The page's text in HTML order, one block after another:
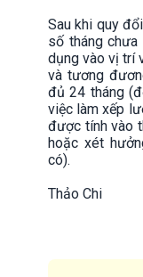
Sau khi quy
số tháng
dụng vào vị trí
và tương
đủ 24 tháng
việc làm xếp
được tính vào
hoặc xét
có).
Thảo Chi